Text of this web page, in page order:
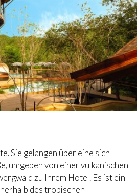
Sie gelangen über eine sich
umgeben von einer vulkanischen
zu Ihrem Hotel. Es ist ein
des tropischen